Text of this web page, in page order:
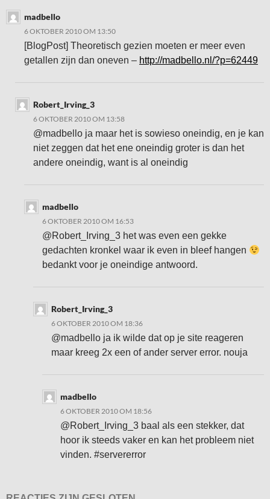
madbello
6 OKTOBER 2010 OM 13:50
[BlogPost] Theoretisch gezien moeten er meer even
getallen zijn dan oneven – http://madbello.nl/?p=62449
Robert_Irving_3
6 OKTOBER 2010 OM 13:58
@madbello ja maar het is sowieso oneindig, en je kan
niet zeggen dat het ene oneindig groter is dan het
andere oneindig, want is al oneindig
madbello
6 OKTOBER 2010 OM 16:53
@Robert_Irving_3 het was even een gekke
gedachten kronkel waar ik even in bleef hangen
bedankt voor je oneindige antwoord.
Robert_Irving_3
6 OKTOBER 2010 OM 18:36
@madbello ja ik wilde dat op je site reageren
maar kreeg 2x een of ander server error. nouja
madbello
6 OKTOBER 2010 OM 18:56
@Robert_Irving_3 baal als een stekker, dat
hoor ik steeds vaker en kan het probleem niet
vinden. #servererror